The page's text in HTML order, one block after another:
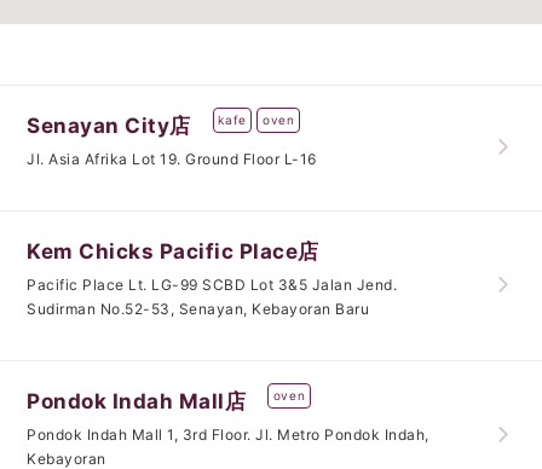
Senayan City店 kafe oven
Jl. Asia Afrika Lot 19. Ground Floor L-16
Kem Chicks Pacific Place店
Pacific Place Lt. LG-99 SCBD Lot 3&5 Jalan Jend.
Sudirman No.52-53, Senayan, Kebayoran Baru
Pondok Indah Mall店 oven
Pondok Indah Mall 1, 3rd Floor. Jl. Metro Pondok Indah,
Kebayoran